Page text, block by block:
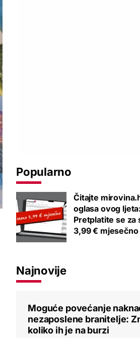
Popularno
Čitajte
oglasa ovog ljeta:
Pretplatite se za
3,99 € mjesečno
Najnovije
Moguće povećanje
nezaposlene branitelje:
koliko ih je na burzi